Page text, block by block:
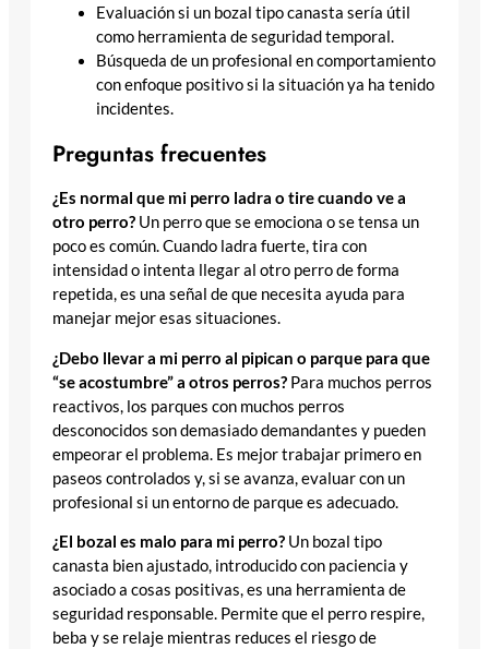
Evaluación si un bozal tipo canasta sería útil
como herramienta de seguridad temporal.
Búsqueda de un profesional en comportamiento
con enfoque positivo si la situación ya ha tenido
incidentes.
Preguntas frecuentes
¿Es normal que mi perro ladra o tire cuando ve a
otro perro? Un perro que se emociona o se tensa un
poco es común. Cuando ladra fuerte, tira con
intensidad o intenta llegar al otro perro de forma
repetida, es una señal de que necesita ayuda para
manejar mejor esas situaciones.
¿Debo llevar a mi perro al pipican o parque para que
“se acostumbre” a otros perros? Para muchos perros
reactivos, los parques con muchos perros
desconocidos son demasiado demandantes y pueden
empeorar el problema. Es mejor trabajar primero en
paseos controlados y, si se avanza, evaluar con un
profesional si un entorno de parque es adecuado.
¿El bozal es malo para mi perro? Un bozal tipo
canasta bien ajustado, introducido con paciencia y
asociado a cosas positivas, es una herramienta de
seguridad responsable. Permite que el perro respire,
beba y se relaje mientras reduces el riesgo de